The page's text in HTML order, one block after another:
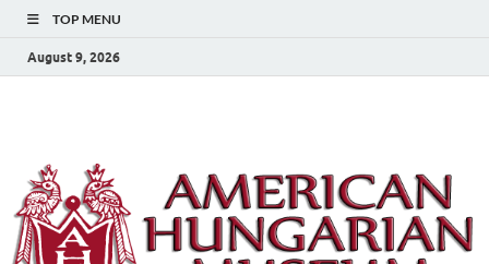
TOP MENU
August 9, 2026
Amerikai Magyar
Múzeum